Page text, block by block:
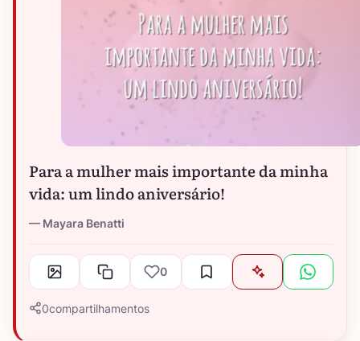
Para a mulher mais importante da minha
vida: um lindo aniversário!
Mayara Benatti
0
0compartilhamentos